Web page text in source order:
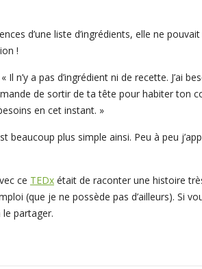
d’une liste d’ingrédients, elle ne
!
a pas d’ingrédient ni de recette. J’ai
de sortir de ta tête pour habiter ton
en cet instant. »
beaucoup plus simple ainsi. Peu à peu
ce TEDx était de raconter une histoire
(que je ne possède pas d’ailleurs). Si
partager.